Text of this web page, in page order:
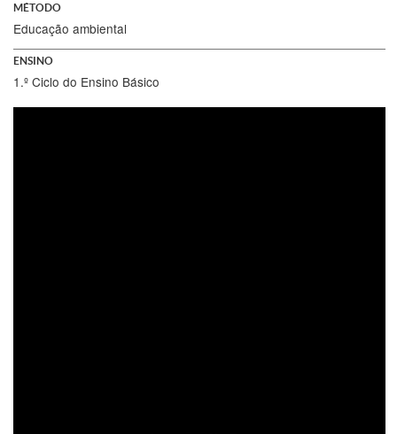
MÉTODO
Educação ambiental
ENSINO
1.º Ciclo do Ensino Básico